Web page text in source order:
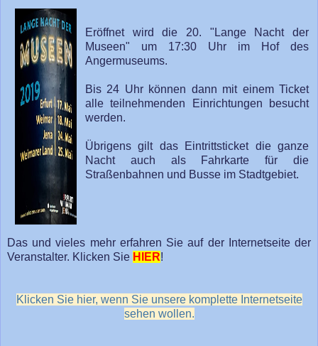
Eröffnet wird die 20. "Lange Nacht der
Museen" um 17:30 Uhr im Hof des
Angermuseums.
Bis 24 Uhr können dann mit einem Ticket
alle teilnehmenden Einrichtungen besucht
werden.
Übrigens gilt das Eintrittsticket die ganze
Nacht auch als Fahrkarte für die
Straßenbahnen und Busse im Stadtgebiet.
Das und vieles mehr erfahren Sie auf der Internetseite der
Veranstalter. Klicken Sie HIER!
Klicken Sie hier, wenn Sie unsere komplette Internetseite
sehen wollen.